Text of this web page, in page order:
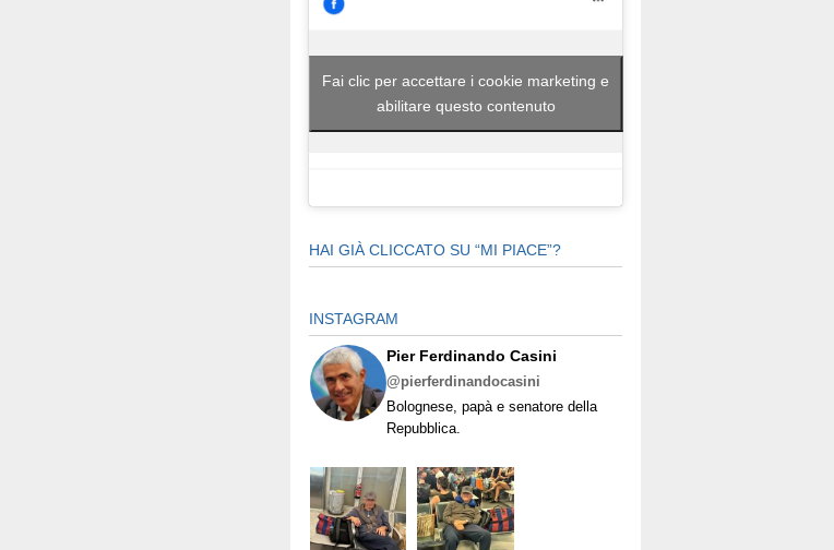
Fai clic per accettare i cookie marketing e
abilitare questo contenuto
HAI GIÀ CLICCATO SU “MI PIACE”?
INSTAGRAM
Pier Ferdinando Casini
@pierferdinandocasini
Bolognese, papà e senatore della
Repubblica.